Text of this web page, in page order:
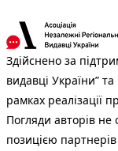
Здійснено за
видавці України”
рамках реалізації
Погляди авторів не
позицією партнерів